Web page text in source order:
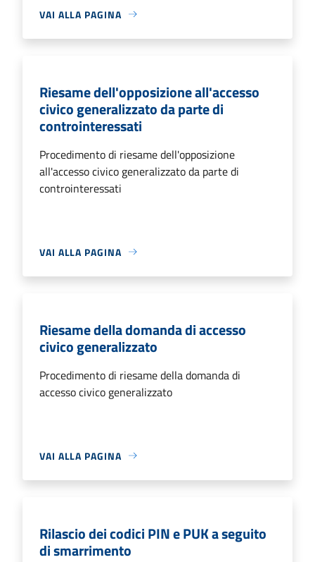
VAI ALLA PAGINA
Riesame dell'opposizione all'accesso
civico generalizzato da parte di
controinteressati
Procedimento di riesame dell'opposizione
all'accesso civico generalizzato da parte di
controinteressati
VAI ALLA PAGINA
Riesame della domanda di accesso
civico generalizzato
Procedimento di riesame della domanda di
accesso civico generalizzato
VAI ALLA PAGINA
Rilascio dei codici PIN e PUK a seguito
di smarrimento